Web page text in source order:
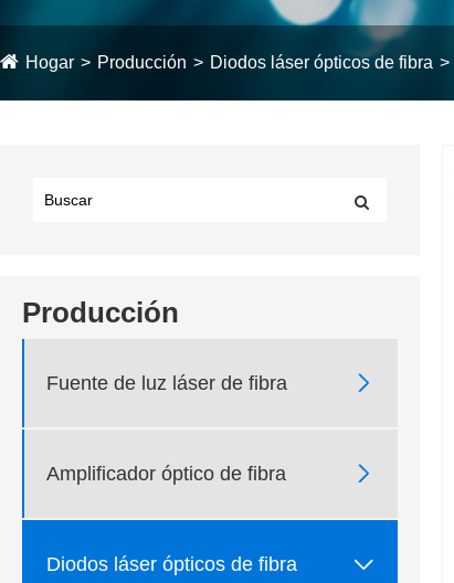
Hogar Producción Diodos láser ópticos de fibra
Producción
Fuente de luz láser de fibra 
Amplificador óptico de fibra 
Diodos láser ópticos de fibra 